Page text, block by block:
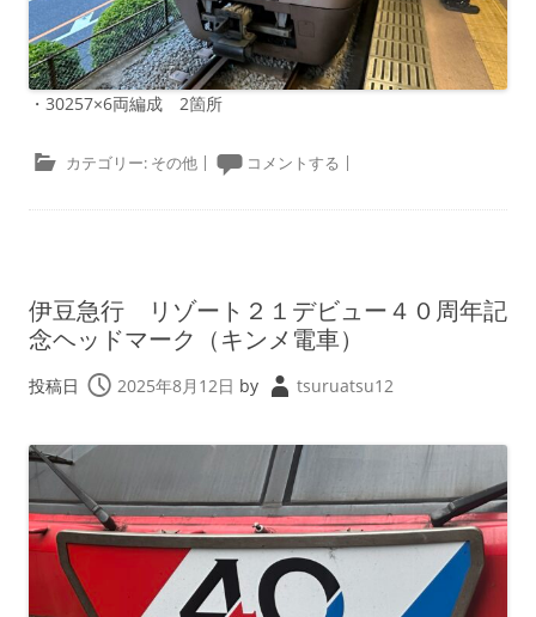
・30257×6両編成 2箇所
カテゴリー: その他 | コメントする |
伊豆急行 リゾート２１デビュー４０周年記
念ヘッドマーク（キンメ電車）
投稿日 2025年8月12日 by tsuruatsu12